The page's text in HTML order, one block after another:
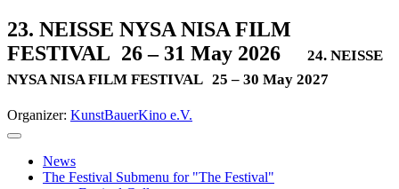
23. NEISSE NYSA NISA FILM
FESTIVAL 26 – 31 May 2026
24. NEISSE
NYSA NISA FILM FESTIVAL 25 – 30 May 2027
Organizer: KunstBauerKino e.V.
News
The Festival Submenu for "The Festival"